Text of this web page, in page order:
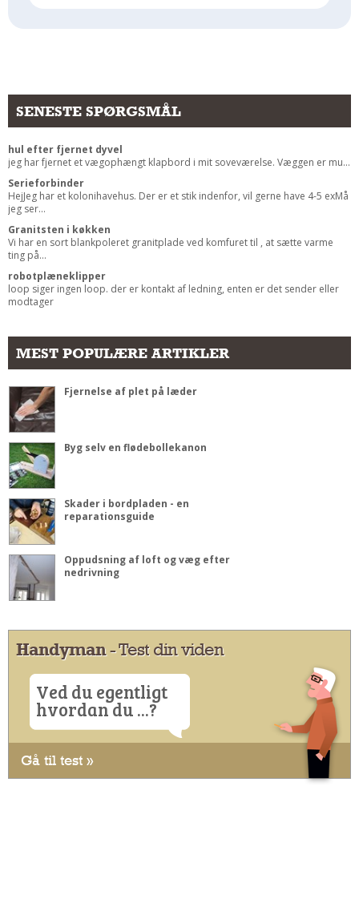
SENESTE SPØRGSMÅL
hul efter fjernet dyvel
jeg har fjernet et vægophængt klapbord i mit soveværelse. Væggen er mu...
Serieforbinder
HejJeg har et kolonihavehus. Der er et stik indenfor, vil gerne have 4-5 exMå
jeg ser...
Granitsten i køkken
Vi har en sort blankpoleret granitplade ved komfuret til , at sætte varme
ting på...
robotplæneklipper
loop siger ingen loop. der er kontakt af ledning, enten er det sender eller
modtager
MEST POPULÆRE ARTIKLER
Fjernelse af plet på læder
Byg selv en flødebollekanon
Skader i bordpladen - en
reparationsguide
Oppudsning af loft og væg efter
nedrivning
Handyman- Test din viden
Ved du egentligt
hvordan du ...?
Gå til test »